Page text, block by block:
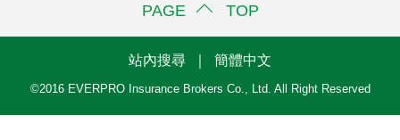
PAGE TOP
站內搜尋 簡體中文
©2016 EVERPRO Insurance Brokers Co., Ltd. All Right Reserved